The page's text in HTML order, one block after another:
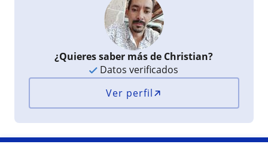
¿Quieres saber más de Christian?
Datos verificados
Ver perfil